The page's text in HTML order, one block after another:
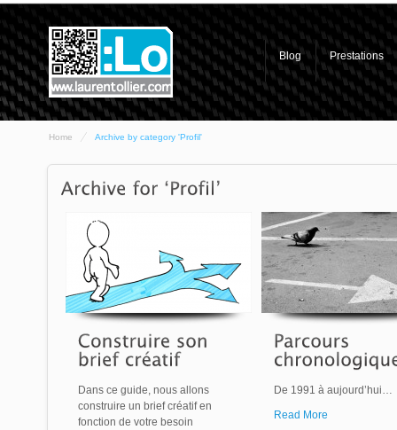
Blog Prestations
Home Archive by category 'Profil'
Dans ce guide, nous allons
construire un brief créatif en
fonction de votre besoin
De 1991 à aujourd’hui…
Read More